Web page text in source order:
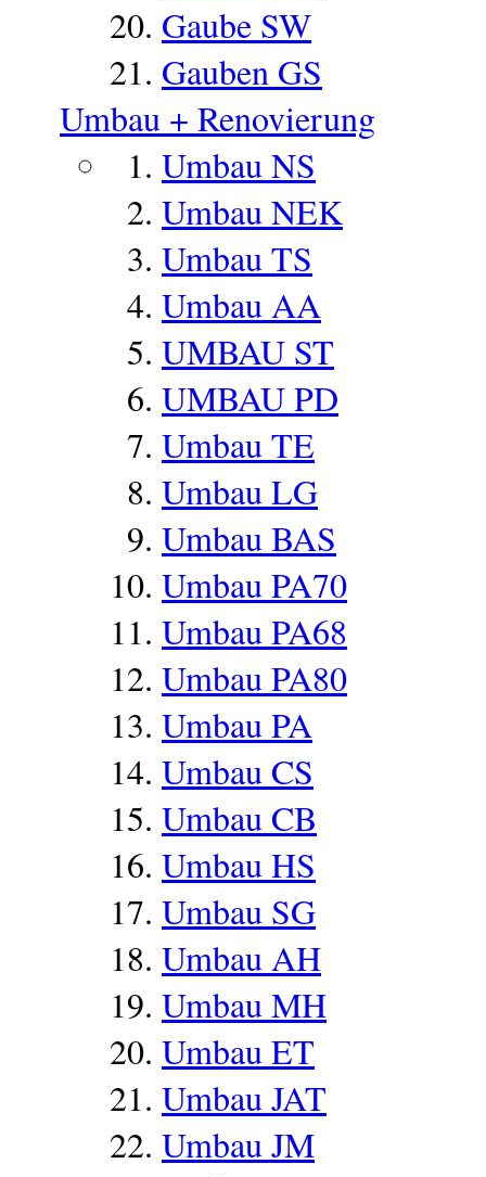
Gaube SW
Gauben GS
Umbau + Renovierung
Umbau NS
Umbau NEK
Umbau TS
Umbau AA
UMBAU ST
UMBAU PD
Umbau TE
Umbau LG
Umbau BAS
Umbau PA70
Umbau PA68
Umbau PA80
Umbau PA
Umbau CS
Umbau CB
Umbau HS
Umbau SG
Umbau AH
Umbau MH
Umbau ET
Umbau JAT
Umbau JM